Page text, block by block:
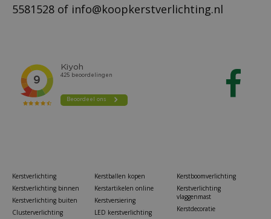
5581528 of info@koopkerstverlichting.nl
Kerstverlichting
Kerstverlichting binnen
Kerstverlichting buiten
Clusterverlichting
Kerstballen kopen
Kerstartikelen online
Kerstversiering
LED kerstverlichting
Kerstboomverlichting
Kerstverlichting
vlaggenmast
Kerstdecoratie